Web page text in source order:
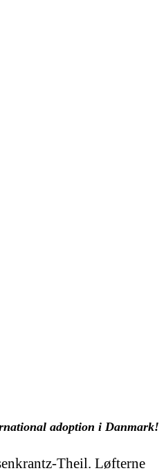
adoption i Danmark!
Theil. Løfterne